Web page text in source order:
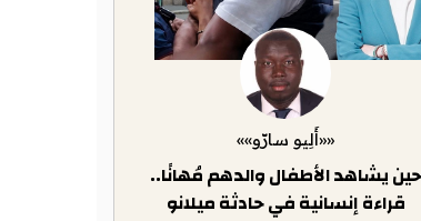
««أَلِيو سارّو»»
حين يشاهد الأطفال والدهم مُهانًا..
قراءة إنسانية في حادثة ميلانو